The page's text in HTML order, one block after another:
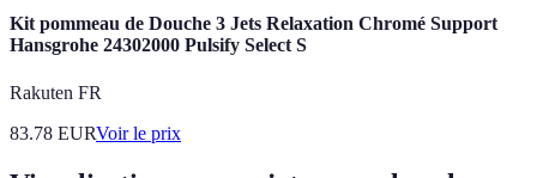
Kit pommeau de Douche 3 Jets Relaxation Chromé Support
Hansgrohe 24302000 Pulsify Select S
Rakuten FR
83.78 EURVoir le prix